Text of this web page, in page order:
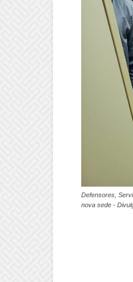
Defensores,
nova sede -